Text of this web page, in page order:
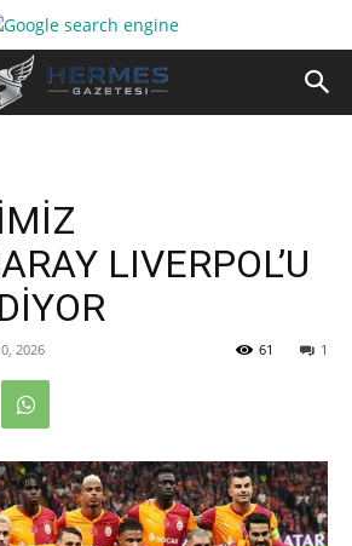
LIVERPOL’U
2026 1
61